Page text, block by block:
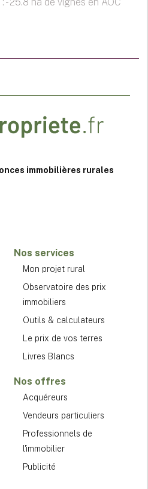
25.8 ha de vignes en AOC
immobilières rurales
Nos services
Mon projet rural
Observatoire des prix
immobiliers
Outils & calculateurs
Le prix de vos terres
Livres Blancs
Nos offres
Acquéreurs
Vendeurs particuliers
Professionnels de
l'immobilier
Publicité